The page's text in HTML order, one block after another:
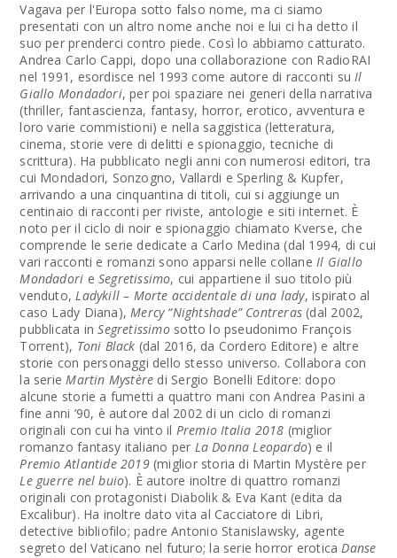
Vagava per l'Europa sotto falso nome, ma ci siamo
presentati con un altro nome anche noi e lui ci ha detto il
suo per prenderci contro piede. Così lo abbiamo catturato.
Andrea Carlo Cappi, dopo una collaborazione con RadioRAI
nel 1991, esordisce nel 1993 come autore di racconti suIl
Giallo Mondadori, per poi spaziare nei generi della narrativa
(thriller, fantascienza, fantasy, horror, erotico, avventura e
loro varie commistioni) e nella saggistica (letteratura,
cinema, storie vere di delitti e spionaggio, tecniche di
scrittura). Ha pubblicato negli anni con numerosi editori, tra
cui Mondadori, Sonzogno, Vallardi e Sperling & Kupfer,
arrivando a una cinquantina di titoli, cui si aggiunge un
centinaio di racconti per riviste, antologie e siti internet. È
noto per il ciclo di noir e spionaggio chiamato Kverse, che
comprende le serie dedicate a Carlo Medina (dal 1994, di cui
vari racconti e romanzi sono apparsi nelle collaneIl Giallo
Mondadori e Segretissimo, cui appartiene il suo titolo più
venduto,Ladykill – Morte accidentale di una lady, ispirato al
caso Lady Diana),Mercy “Nightshade” Contreras (dal 2002,
pubblicata inSegretissimosotto lo pseudonimo François
Torrent), Toni Black (dal 2016, da Cordero Editore) e altre
storie con personaggi dello stesso universo. Collabora con
la serieMartin Mystère di Sergio Bonelli Editore: dopo
alcune storie a fumetti a quattro mani con Andrea Pasini a
fine anni ’90, è autore dal 2002 di un ciclo di romanzi
originali con cui ha vinto il Premio Italia 2018 (miglior
romanzo fantasy italiano per La Donna Leopardo) e il
Premio Atlantide 2019(miglior storia di Martin Mystère per
Le guerre nel buio). È autore inoltre di quattro romanzi
originali con protagonisti Diabolik & Eva Kant (edita da
Excalibur). Ha inoltre dato vita al Cacciatore di Libri,
detective bibliofilo; padre Antonio Stanislawsky, agente
segreto del Vaticano nel futuro; la serie horror eroticaDanse